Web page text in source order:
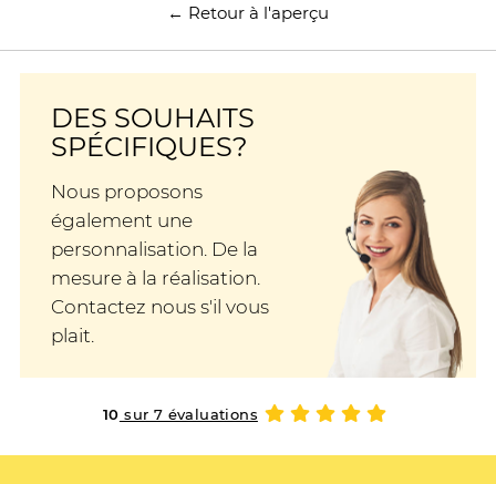
← Retour à l'aperçu
DES SOUHAITS
SPÉCIFIQUES?
Nous proposons
également une
personnalisation. De la
mesure à la réalisation.
Contactez nous s'il vous
plait.
10 sur 7 évaluations